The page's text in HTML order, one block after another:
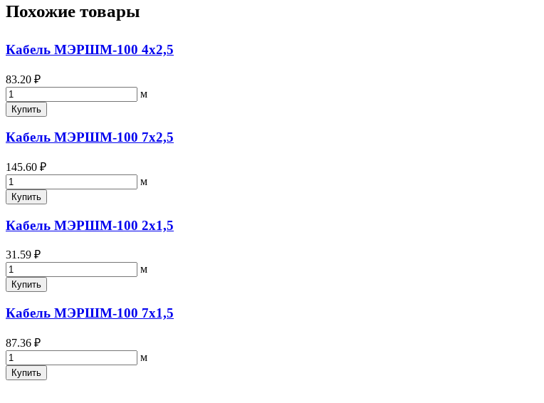
Похожие товары
Кабель МЭРШМ-100 4х2,5
83.20 ₽
м
Купить
Кабель МЭРШМ-100 7х2,5
145.60 ₽
м
Купить
Кабель МЭРШМ-100 2х1,5
31.59 ₽
м
Купить
Кабель МЭРШМ-100 7х1,5
87.36 ₽
м
Купить